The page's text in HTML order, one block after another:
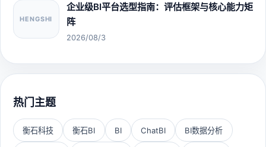
HENGSHI
企业级BI平台选型指南：评估框架与核心能力矩
阵
2026/08/3
热门主题
衡石科技 衡石BI BI ChatBI BI数据分析